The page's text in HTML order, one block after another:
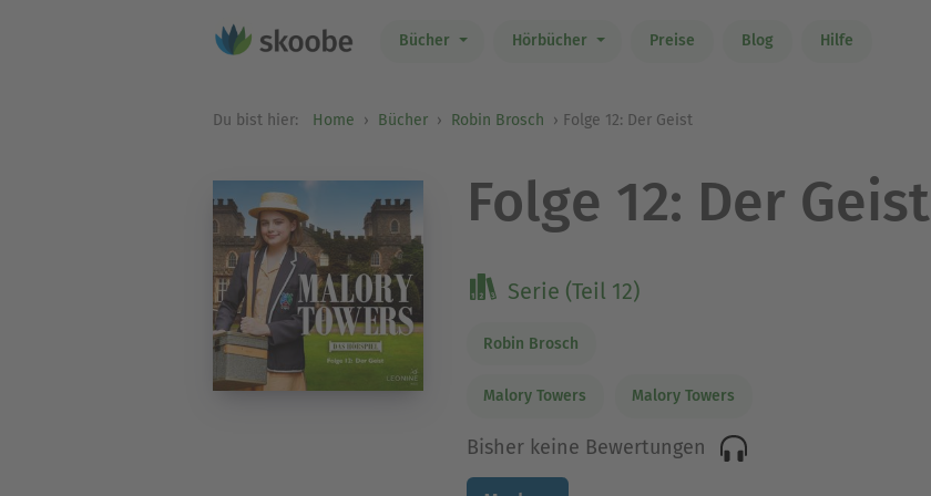
Bücher Hörbücher Preise Blog Hilfe
Du bist hier: Home Bücher Robin Brosch Folge 12: Der Geist
Folge 12: Der Geist
Serie (Teil 12)
Robin Brosch
Malory Towers Malory Towers
Bisher keine Bewertungen